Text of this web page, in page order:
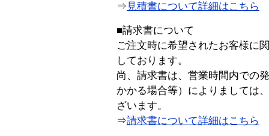
⇒ 見積書について詳細はこちら
■請求書について
ご注文時に希望されたお客様に
しております。
尚、請求書は、営業時間内での
かかる場合等）によりましては
ざいます。
⇒請求書について詳細はこちら